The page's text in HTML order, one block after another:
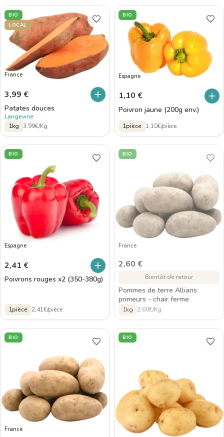
BIO
LOCAL
France
3,99 €
Patates douces
Langevine
1kg 3,99€/Kg
BIO
Espagne
1,10 €
Poivron jaune (200g env.)
1pièce 1,10€/pièce
BIO
Espagne
2,41 €
Poivrons rouges x2 (350-380g)
1pièce 2,41€/pièce
BIO
France
2,60 €
Bientôt de retour
Pommes de terre Allians
primeurs - chair ferme
1kg 2,60€/Kg
BIO
France
BIO